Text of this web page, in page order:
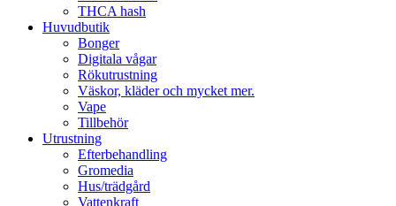
THCA hash
Huvudbutik
Bonger
Digitala vågar
Rökutrustning
Väskor, kläder och mycket mer.
Vape
Tillbehör
Utrustning
Efterbehandling
Gromedia
Hus/trädgård
Vattenkraft